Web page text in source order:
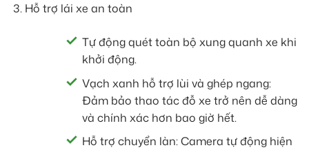
Hỗ trợ lái xe an toàn
Tự động quét toàn bộ xung quanh xe khi
khởi động.
Vạch xanh hỗ trợ lùi và ghép ngang:
Đảm bảo thao tác đỗ xe trở nên dễ dàng
và chính xác hơn bao giờ hết.
Hỗ trợ chuyển làn: Camera tự động hiện